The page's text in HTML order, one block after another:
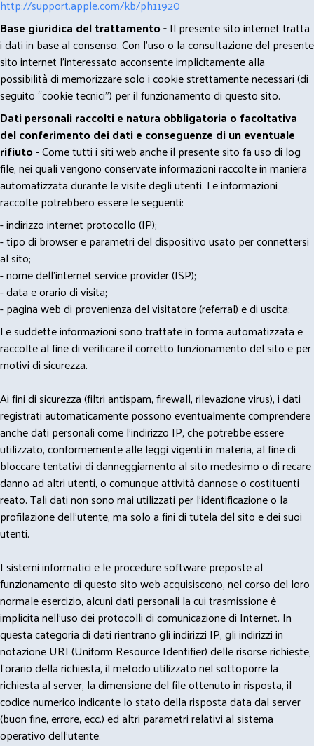
http://support.apple.com/kb/ph11920
Base giuridica del trattamento -Il presente sito internet tratta
i dati in base al consenso. Con l'uso o la consultazione del presente
sito internet l’interessato acconsente implicitamente alla
possibilità di memorizzare solo i cookie strettamente necessari (di
seguito “cookie tecnici”) per il funzionamento di questo sito.
Dati personali raccolti e natura obbligatoria o facoltativa
del conferimento dei dati e conseguenze di un eventuale
rifiuto -Come tutti i siti web anche il presente sito fa uso di log
file, nei quali vengono conservate informazioni raccolte in maniera
automatizzata durante le visite degli utenti. Le informazioni
raccolte potrebbero essere le seguenti:
- indirizzo internet protocollo (IP);
- tipo di browser e parametri del dispositivo usato per connettersi
al sito;
- nome dell'internet service provider (ISP);
- data e orario di visita;
- pagina web di provenienza del visitatore (referral) e di uscita;
Le suddette informazioni sono trattate in forma automatizzata e
raccolte al fine di verificare il corretto funzionamento del sito e per
motivi di sicurezza.
Ai fini di sicurezza (filtri antispam, firewall, rilevazione virus), i dati
registrati automaticamente possono eventualmente comprendere
anche dati personali come l'indirizzo IP, che potrebbe essere
utilizzato, conformemente alle leggi vigenti in materia, al fine di
bloccare tentativi di danneggiamento al sito medesimo o di recare
danno ad altri utenti, o comunque attività dannose o costituenti
reato. Tali dati non sono mai utilizzati per l'identificazione o la
profilazione dell'utente, ma solo a fini di tutela del sito e dei suoi
utenti.
I sistemi informatici e le procedure software preposte al
funzionamento di questo sito web acquisiscono, nel corso del loro
normale esercizio, alcuni dati personali la cui trasmissione è
implicita nell'uso dei protocolli di comunicazione di Internet. In
questa categoria di dati rientrano gli indirizzi IP, gli indirizzi in
notazione URI (Uniform Resource Identifier) delle risorse richieste,
l'orario della richiesta, il metodo utilizzato nel sottoporre la
richiesta al server, la dimensione del file ottenuto in risposta, il
codice numerico indicante lo stato della risposta data dal server
(buon fine, errore, ecc.) ed altri parametri relativi al sistema
operativo dell'utente.